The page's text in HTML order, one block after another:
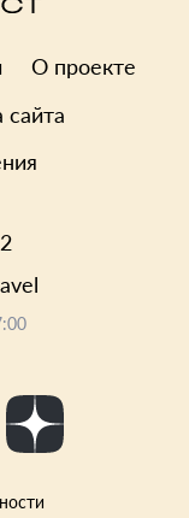
О проекте
сайта